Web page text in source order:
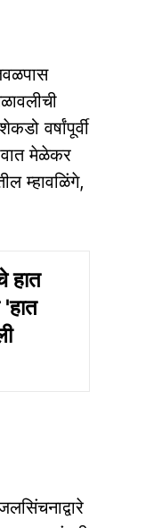
वर्षांपूर्वी
मेळेकर
म्हावळिंगे,